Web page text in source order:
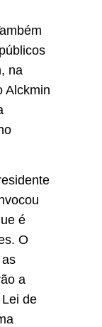
na
Alckmin
é
O
a
de